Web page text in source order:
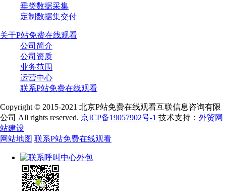
垂类数据采集
定制数据集交付
关于P站免费在线观看
公司简介
公司资质
业务范围
运营中心
联系P站免费在线观看
Copyright © 2015-2021 北京P站免费在线观看互联信息咨询有限
公司 All rights reserved. 京ICP备19057902号-1 技术支持： 外贸网
站建设
网站地图 联系P站免费在线观看